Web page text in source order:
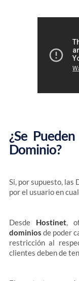
¿Se
Dominio?
Si, por supuesto, las
por el usuario en
Desde Hostinet,
dominios de poder
restricción al
clientes deben de